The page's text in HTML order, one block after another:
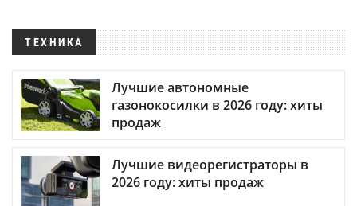
ТЕХНИКА
Лучшие автономные
газонокосилки в 2026 году: хиты
продаж
Лучшие видеорегистраторы в
2026 году: хиты продаж